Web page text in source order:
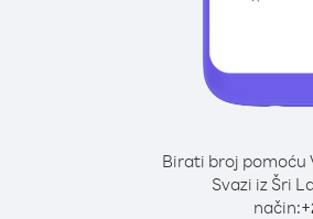
Birati broj pomoću
Svazi iz Šri
način:+